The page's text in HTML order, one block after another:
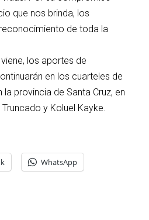
que nos brinda, los
de toda la
los aportes de
en los cuarteles de
provincia de Santa Cruz, en
y Koluel Kayke.
WhatsApp